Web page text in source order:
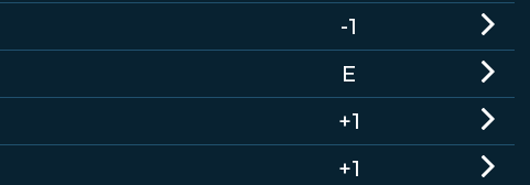
-1
E
+1
+1